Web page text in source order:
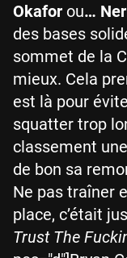
Okafor ou…
des bases
sommet de la
mieux. Cela
est là pour
squatter trop
classement
de bon sa
Ne pas traîner
place, c’était
Trust The